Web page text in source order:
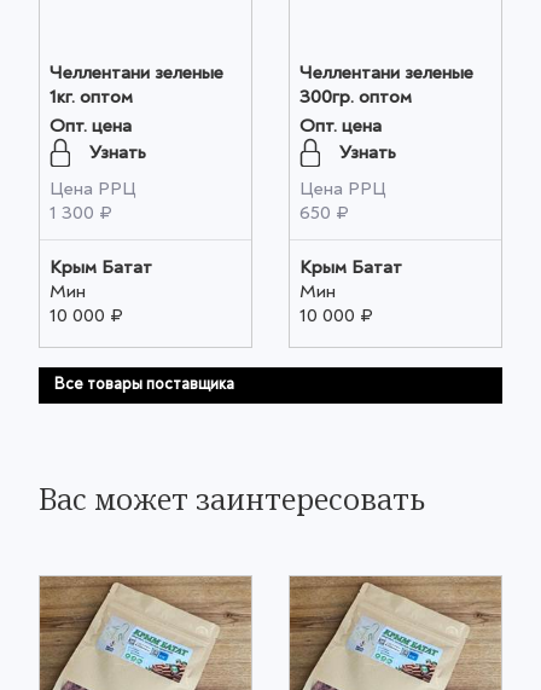
Челлентани зеленые
1кг. оптом
Опт. цена
Узнать
Цена РРЦ
1 300 ₽
Крым Батат
Мин
10 000 ₽
Челлентани зеленые
300гр. оптом
Опт. цена
Узнать
Цена РРЦ
650 ₽
Крым Батат
Мин
10 000 ₽
Все товары поставщика
Вас может заинтересовать